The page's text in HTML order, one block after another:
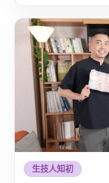
生技人知初